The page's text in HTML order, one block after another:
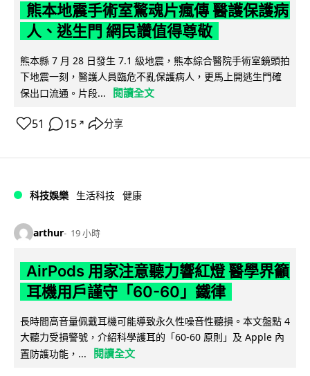
熊本地震手術室驚魂片瘋傳 醫護保護病
人、逃生門 網民讚值得尊敬
熊本縣 7 月 28 日發生 7.1 級地震，熊本綜合醫院手術室鏡頭拍
下地震一刻，醫護人員臨危不亂保護病人，更馬上開逃生門確
保出口流通。片段...
閱讀全文
51 15 ↗ 分享
科技娛樂 生活科技 健康
arthur 19 小時
AirPods 用家注意聽力響紅燈 醫學界籲
耳機用戶謹守「60-60」鐵律
長時間高音量佩戴耳機可能導致永久性噪音性聽損。本文盤點 4
大聽力受損警號，介紹科學護耳的「60-60 原則」及 Apple 內
置防護功能，...
閱讀全文